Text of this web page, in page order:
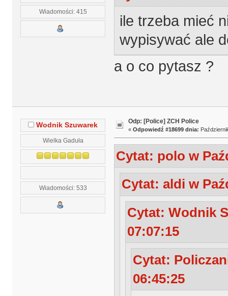
Wiadomości: 415
ile trzeba mieć
wypisywać ale
a o co pytasz ?
Wodnik Szuwarek
Wielka Gaduła
Wiadomości: 533
Odp: [Police] ZCH Police
« Odpowiedź #18699 dnia:
Cytat: polo w
Cytat: aldi w
Cytat: Wodnik
07:07:15
Cytat:
06:45:25